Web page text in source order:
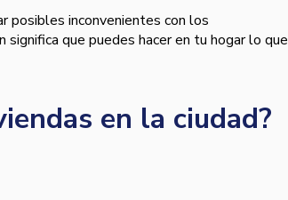
posibles inconvenientes con los
que puedes hacer en tu hogar lo que
en la ciudad?